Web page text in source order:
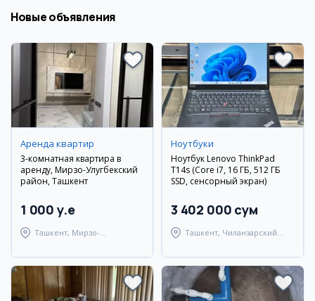
Новые объявления
Аренда квартир
3-комнатная квартира в
аренду, Мирзо-Улугбекский
район, Ташкент
1 000 y.e
Ташкент, Мирзо-
Ноутбуки
Ноутбук Lenovo ThinkPad
T14s (Core i7, 16 ГБ, 512 ГБ
SSD, сенсорный экран)
3 402 000 сум
Ташкент, Чиланзарский